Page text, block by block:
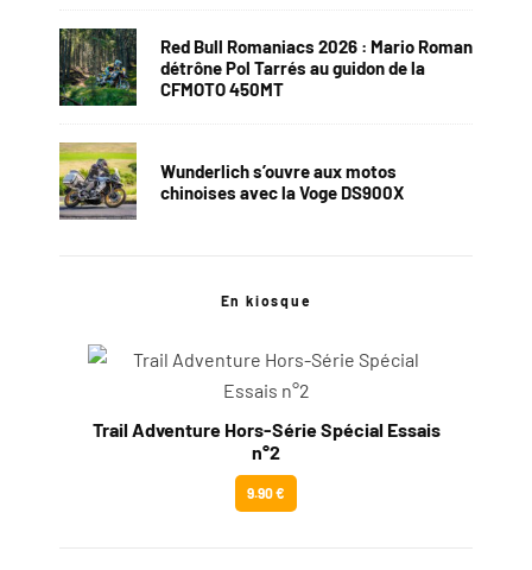
Red Bull Romaniacs 2026 : Mario Roman
détrône Pol Tarrés au guidon de la
CFMOTO 450MT
Wunderlich s’ouvre aux motos
chinoises avec la Voge DS900X
En kiosque
Trail Adventure Hors-Série Spécial Essais
n°2
9.90 €